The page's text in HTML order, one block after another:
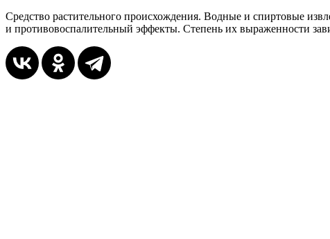
Средство растительного происхождения. Водные и спиртовые
и противовоспалительный эффекты. Степень их выраженности